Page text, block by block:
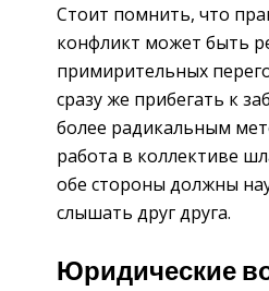
Стоит помнить, что
конфликт может быть
примирительных
сразу же прибегать к
более радикальным
работа в коллективе
обе стороны должны
слышать друг друга.
Юридические